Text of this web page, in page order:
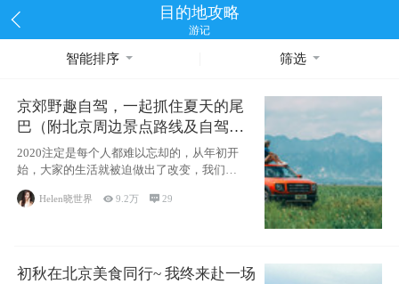
目的地攻略
游记
智能排序 筛选
京郊野趣自驾，一起抓住夏天的尾
巴（附北京周边景点路线及自驾攻
略）
2020注定是每个人都难以忘却的，从年初开
始，大家的生活就被迫做出了改变，我们也
不例外。本来双双辞职是为
Helen晓世界 9.2万 29
初秋在北京美食同行~ 我终来赴一场